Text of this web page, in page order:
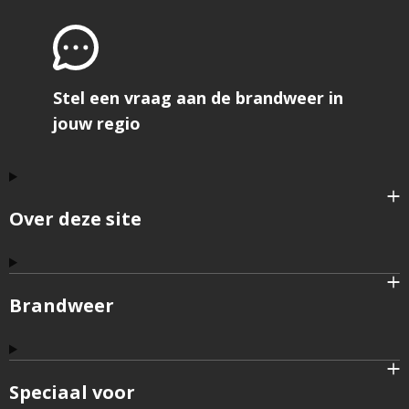
Over deze site
Brandweer
Speciaal voor
Stel een vraag aan de brandweer in
jouw regio